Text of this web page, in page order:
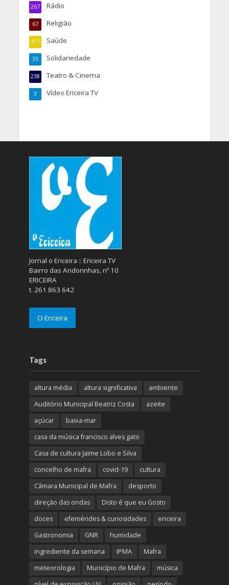
Rádio
267
Religião
67
Saúde
417
Solidariedade
35
Teatro & Cinema
238
Vídeo Ericeira TV
3
Jornal o Ericeira :: Ericeira TV
Bairro das Andorinhas, nº 10
ERICEIRA
t. 261 863 642
O Ericeira
Tags
altura média altura significativa
ambiente
Auditório Municipal Beatriz Costa
azeite
açúcar
baixa-mar
casa da música francisco alves gato
Casa de cultura Jaime Lobo e Silva
concelho de mafra
covid-19
cultura
Câmara Municipal de Mafra
desporto
direção das ondas
Disto é que eu Gosto
doces
efemérides & curiosidades
ericeira
Gastronomia
GNR
humidade
ingrediente da semana
IPMA
Mafra
meteorologia
Município de Mafra
música